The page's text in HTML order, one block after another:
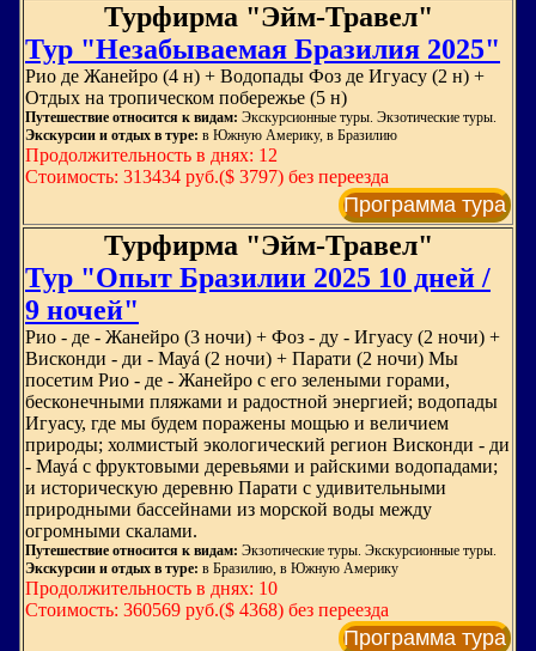
Турфирма "Эйм-Травел"
Тур "Незабываемая Бразилия 2025"
Рио де Жанейро (4 н) + Водопады Фоз де Игуасу (2 н) +
Отдых на тропическом побережье (5 н)
Путешествие относится к видам: Экскурсионные туры. Экзотические туры.
Экскурсии и отдых в туре: в Южную Америку, в Бразилию
Продолжительность в днях: 12
Стоимость: 313434 руб.($ 3797) без переезда
Программа тура
Турфирма "Эйм-Травел"
Тур "Опыт Бразилии 2025 10 дней /
9 ночей"
Рио - де - Жанейро (3 ночи) + Фоз - ду - Игуасу (2 ночи) +
Висконди - ди - Мауá (2 ночи) + Парати (2 ночи) Мы
посетим Рио - де - Жанейро с его зелеными горами,
бесконечными пляжами и радостной энергией; водопады
Игуасу, где мы будем поражены мощью и величием
природы; холмистый экологический регион Висконди - ди
- Мауá с фруктовыми деревьями и райскими водопадами;
и историческую деревню Парати с удивительными
природными бассейнами из морской воды между
огромными скалами.
Путешествие относится к видам: Экзотические туры. Экскурсионные туры.
Экскурсии и отдых в туре: в Бразилию, в Южную Америку
Продолжительность в днях: 10
Стоимость: 360569 руб.($ 4368) без переезда
Программа тура